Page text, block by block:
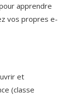
apprendre
vos propres e-
et
(classe